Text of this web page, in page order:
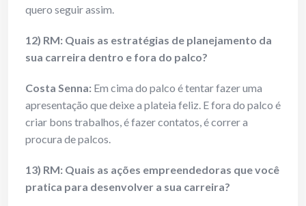
quero seguir assim.
12) RM: Quais as estratégias de planejamento da
sua carreira dentro e fora do palco?
Costa Senna: Em cima do palco é tentar fazer uma
apresentação que deixe a plateia feliz. E fora do palco é
criar bons trabalhos, é fazer contatos, é correr a
procura de palcos.
13) RM: Quais as ações empreendedoras que você
pratica para desenvolver a sua carreira?